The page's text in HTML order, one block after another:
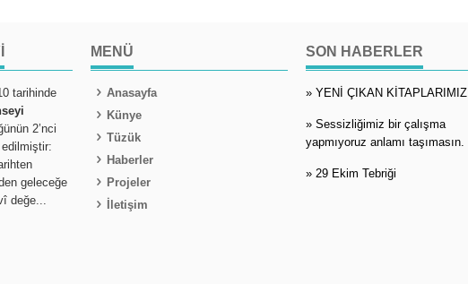
tarihinde
2’nci
geleceğe
değe...
MENÜ
Anasayfa
Künye
Tüzük
Haberler
Projeler
İletişim
SON HABERLER
» YENİ ÇIKAN KİTAPLARIMIZ
» Sessizliğimiz bir çalışma
yapmıyoruz anlamı taşımasın.
» 29 Ekim Tebriği